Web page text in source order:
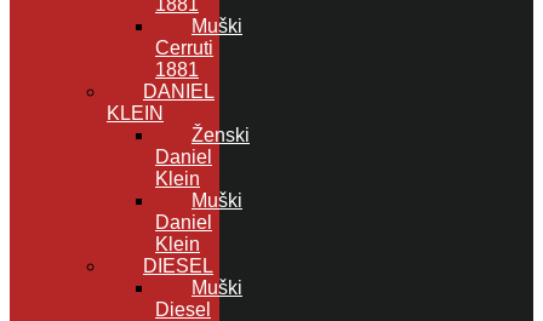
Muški
Cerruti
1881
DANIEL
KLEIN
Ženski
Daniel
Klein
Muški
Daniel
Klein
DIESEL
Muški
Diesel